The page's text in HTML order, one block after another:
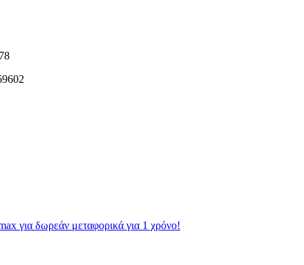
για δωρεάν μεταφορικά για 1 χρόνο!